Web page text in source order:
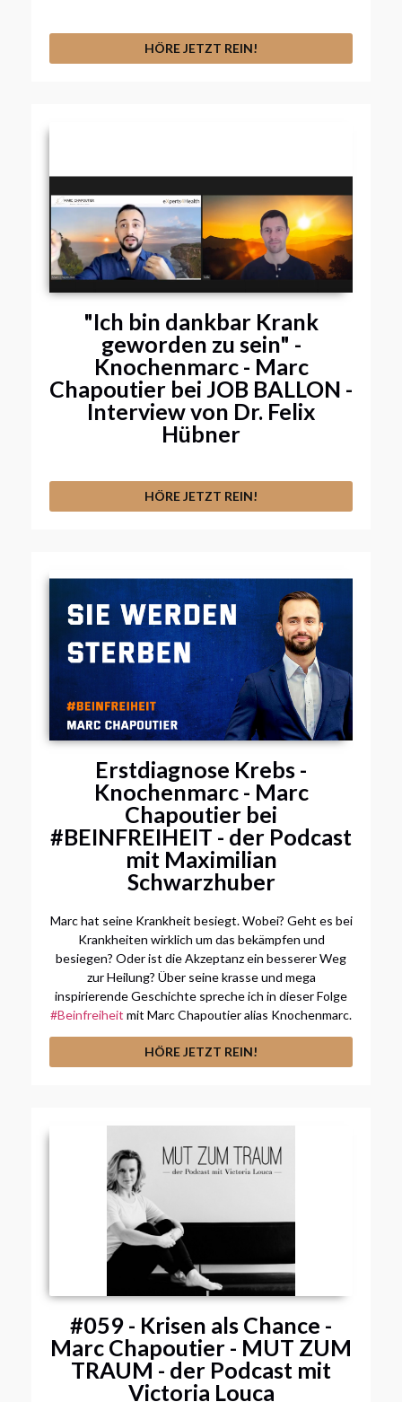
HÖRE JETZT REIN!
"Ich bin dankbar Krank
geworden zu sein" -
Knochenmarc - Marc
Chapoutier bei JOB BALLON -
Interview von Dr. Felix
Hübner
HÖRE JETZT REIN!
Erstdiagnose Krebs -
Knochenmarc - Marc
Chapoutier bei
#BEINFREIHEIT - der Podcast
mit Maximilian
Schwarzhuber
Marc hat seine Krankheit besiegt. Wobei? Geht es bei
Krankheiten wirklich um das bekämpfen und
besiegen? Oder ist die Akzeptanz ein besserer Weg
zur Heilung? Über seine krasse und mega
inspirierende Geschichte spreche ich in dieser Folge
#Beinfreiheit mit Marc Chapoutier alias Knochenmarc.
HÖRE JETZT REIN!
#059 - Krisen als Chance -
Marc Chapoutier - MUT ZUM
TRAUM - der Podcast mit
Victoria Louca